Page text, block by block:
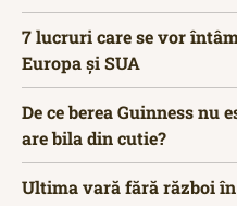
7 lucruri care se vor
Europa și SUA
De ce berea Guinness nu
are bila din cutie?
Ultima vară fără război